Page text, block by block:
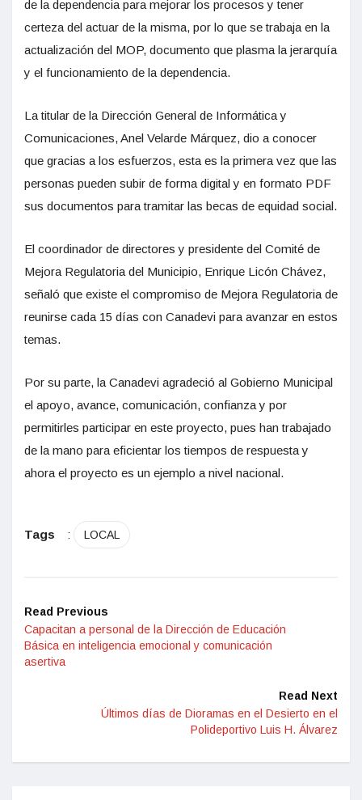
de la dependencia para mejorar los procesos y tener
certeza del actuar de la misma, por lo que se trabaja en la
actualización del MOP, documento que plasma la jerarquía
y el funcionamiento de la dependencia.
La titular de la Dirección General de Informática y
Comunicaciones, Anel Velarde Márquez, dio a conocer
que gracias a los esfuerzos, esta es la primera vez que las
personas pueden subir de forma digital y en formato PDF
sus documentos para tramitar las becas de equidad social.
El coordinador de directores y presidente del Comité de
Mejora Regulatoria del Municipio, Enrique Licón Chávez,
señaló que existe el compromiso de Mejora Regulatoria de
reunirse cada 15 días con Canadevi para avanzar en estos
temas.
Por su parte, la Canadevi agradeció al Gobierno Municipal
el apoyo, avance, comunicación, confianza y por
permitirles participar en este proyecto, pues han trabajado
de la mano para eficientar los tiempos de respuesta y
ahora el proyecto es un ejemplo a nivel nacional.
Tags : LOCAL
Read Previous
Capacitan a personal de la Dirección de Educación
Básica en inteligencia emocional y comunicación
asertiva
Read Next
Últimos días de Dioramas en el Desierto en el
Polideportivo Luis H. Álvarez